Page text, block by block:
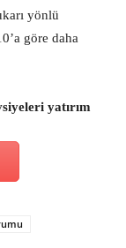
yönlü
göre daha
yatırım